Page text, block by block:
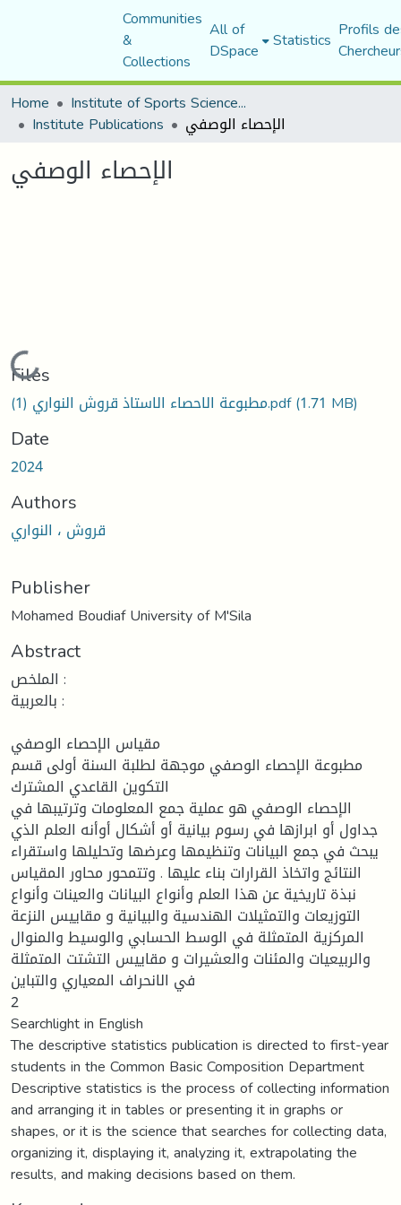
Communities
&
Collections
All of
DSpace Statistics Profils
Home
Institute of Sports Sciences and Techniques
Institute Publications الإحصاء الوصفي
الإحصاء الوصفي
Loading...
Files
مطبوعة الاحصاء الاستاذ قروش النواري (1).pdf(1.71 MB)
Date
2024
Authors
قروش ، النواري
Publisher
Mohamed Boudiaf University of M'Sila
Abstract
الملخص :
بالعربية :
مقياس الإحصاء الوصفي
مطبوعة الإحصاء الوصفي موجهة لطلبة السنة أولى قسم
التكوين القاعدي المشترك
الإحصاء الوصفي هو عملية جمع المعلومات وترتيبها في
جداول أو ابرازها في رسوم بيانية أو أشكال أوأنه العلم الذي
يبحث في جمع البيانات وتنظيمها وعرضها وتحليلها واستقراء
النتائج واتخاذ القرارات بناء عليها . وتتمحور محاور المقياس
نبذة تاريخية عن هذا العلم وأنواع البيانات والعينات وأنواع
التوزيعات والتمثيلات الهندسية والبيانية و مقاييس النزعة
المركزية المتمثلة في الوسط الحسابي والوسيط والمنوال
والربيعيات والمئنات والعشيرات و مقاييس التشتت المتمثلة
في الانحراف المعياري والتباين
2
Searchlight in English
The descriptive statistics publication is directed to first-year
students in the Common Basic Composition Department
Descriptive statistics is the process of collecting information
and arranging it in tables or presenting it in graphs or
shapes, or it is the science that searches for collecting data,
organizing it, displaying it, analyzing it, extrapolating the
results, and making decisions based on them.